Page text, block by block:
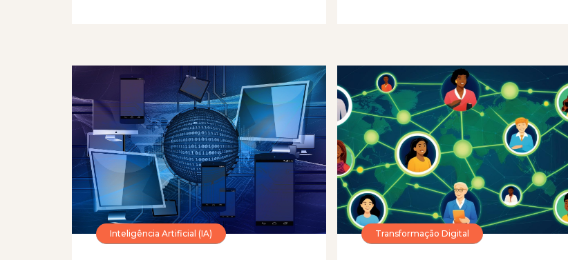
Inteligência Artificial (IA) Transformação Digital